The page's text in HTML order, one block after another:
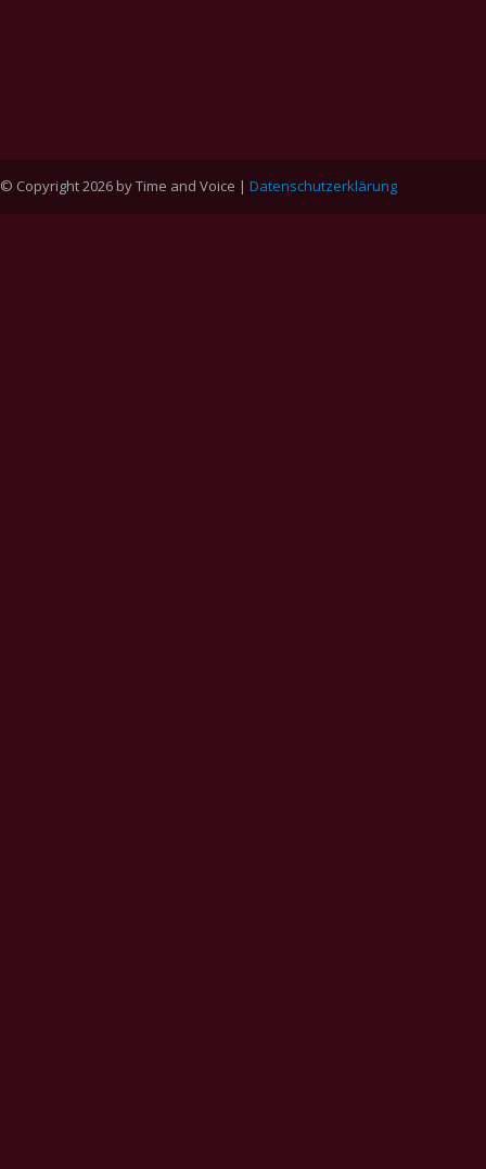
© Copyright 2026 by Time and Voice | Datenschutzerklärung